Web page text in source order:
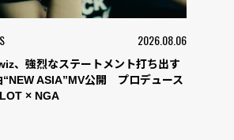
2026.08.06
、強烈なステートメント打ち出す
“NEW ASIA”MV公開 プロデュース
× NGA